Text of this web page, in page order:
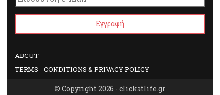
ABOUT
TERMS - CONDITIONS & PRIVACY POLICY
© Copyright 2026 - clickatlife.gr